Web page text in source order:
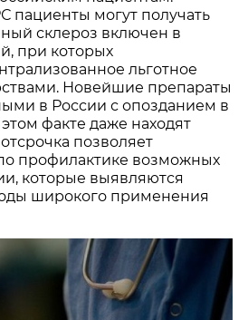
пациенты могут получать
склероз включен в
при которых
льготное
Новейшие препараты
в России с опозданием в
факте даже находят
позволяет
профилактике возможных
которые выявляются
широкого применения